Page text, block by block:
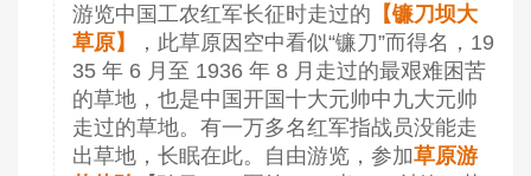
游览中国工农红军长征时走过的 【镰刀坝大
草原】
，此草原因空中看似“镰刀”而得名，19
35 年 6 月至 1936 年 8 月走过的最艰难困苦
的草地，也是中国开国十大元帅中九大元帅
走过的草地。有一万多名红军指战员没能走
出草地，长眠在此。自由游览，参加草原游